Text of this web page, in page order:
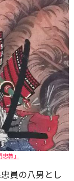
教」
員の八男とし